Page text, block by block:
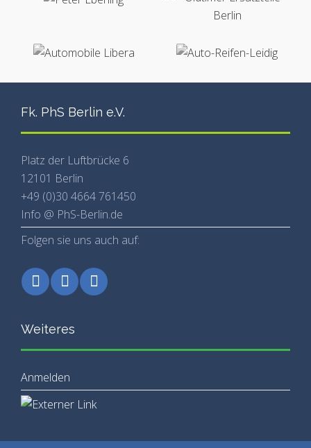
Fk. PhS Berlin e.V.
Platz der Luftbrücke 6
12101 Berlin
+49 (0)30 4664 761450
Info @ PhS-Berlin.de
Folgen sie uns auch auf:
Weiteres
Anmelden